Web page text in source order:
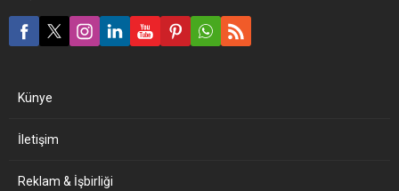
Künye
İletişim
Reklam & İşbirliği